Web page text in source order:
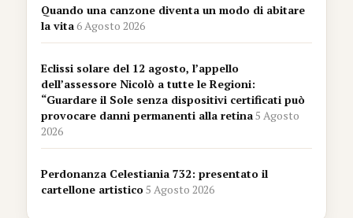
Quando una canzone diventa un modo di abitare
la vita6 Agosto 2026
Eclissi solare del 12 agosto, l’appello
dell’assessore Nicolò a tutte le Regioni:
“Guardare il Sole senza dispositivi certificati può
provocare danni permanenti alla retina5 Agosto
2026
Perdonanza Celestiania 732: presentato il
cartellone artistico5 Agosto 2026